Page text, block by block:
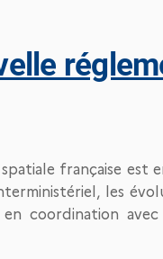
française est
les
coordination